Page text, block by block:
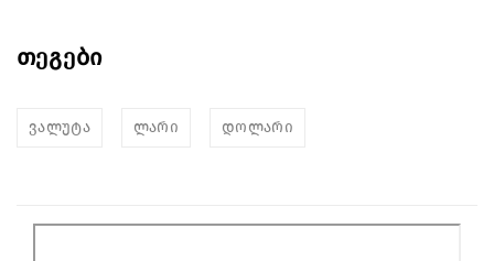
თეგები
ვალუტა ლარი დოლარი